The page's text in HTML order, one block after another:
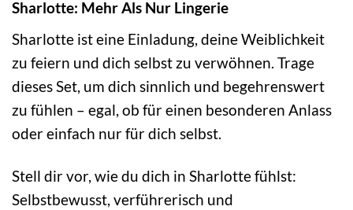
Sharlotte: Mehr Als Nur Lingerie
Sharlotte ist eine Einladung, deine Weiblichkeit
zu feiern und dich selbst zu verwöhnen. Trage
dieses Set, um dich sinnlich und begehrenswert
zu fühlen – egal, ob für einen besonderen Anlass
oder einfach nur für dich selbst.
Stell dir vor, wie du dich in Sharlotte fühlst:
Selbstbewusst, verführerisch und